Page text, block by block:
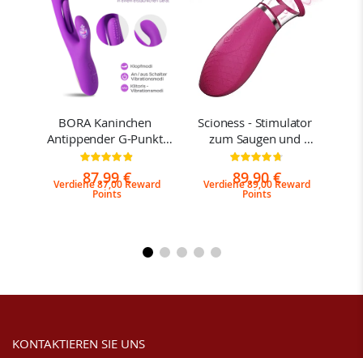
BORA Kaninchen
Antippender G-Punkt-
VibratorBewertung:
97%
87,99 €
Verdiene 87,00 Reward
Points
Scioness - Stimulator
zum Saugen und
Lecken der Klitoris
Bewertung:
95%
89,90 €
Verdiene 89,00 Reward
Points
KONTAKTIEREN SIE UNS